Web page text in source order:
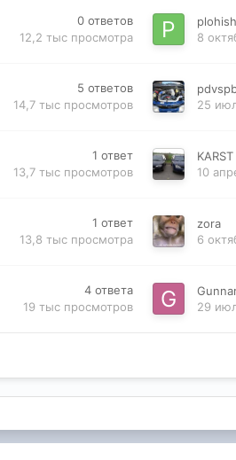
0 ответов
12,2 тыс просмотра
8
5 ответов
14,7 тыс просмотров
25
1 ответ
13,7 тыс просмотров
KARST
10
1 ответ
13,8 тыс просмотра
zora
6
4 ответа
19 тыс просмотров
29